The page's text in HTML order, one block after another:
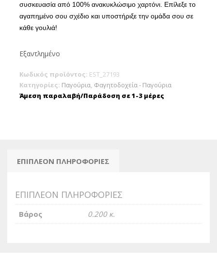
συσκευασία από 100% ανακυκλώσιμο χαρτόνι. Επίλεξε το
αγαπημένο σου σχέδιο και υποστήριξε την ομάδα σου σε
κάθε γουλιά!
Εξαντλημένο
Κωδικός προϊόντος: EST_27193
Κατηγορίες: Παγούρια, Φαγητοδοχεία - Παγούρια
Άμεση παραλαβή/Παράδοση σε 1-3 μέρες
ΕΠΙΠΛΈΟΝ ΠΛΗΡΟΦΟΡΊΕΣ
ΕΠΙΠΛΈΟΝ ΠΛΗΡΟΦΟΡΊΕΣ
Βάρος 0.200 κ.